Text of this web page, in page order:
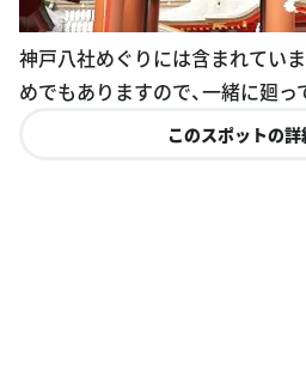
神戸八社めぐりには含まれてい
めでもありますので、一緒に廻っ
このスポットの